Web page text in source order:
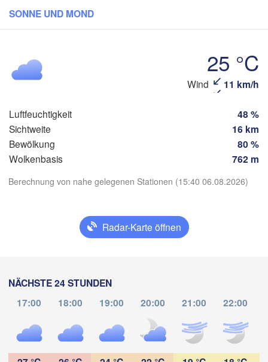
SONNE UND MOND
25 °C
Wind 11 km/h
Luftfeuchtigkeit 48 %
Sichtweite 16 km
Bewölkung 80 %
Wolkenbasis 762 m
Berechnung von nahe gelegenen Stationen (15:40 06.08.2026)
Radar-Karte öffnen
NÄCHSTE 24 STUNDEN
17:00
18:00 19:00 20:00 21:00 22:00
Temperatur
Mo
03. Aug 04. Aug 05. Aug
Do
06. Aug
Fr
07. Aug
Sa
08. Aug 09. Aug
:00 21 :00 22 :00 23 :00 00 :00 :00 02
Ciudad de México
Tuxtla Gutiérrez
Coatzacoalcos